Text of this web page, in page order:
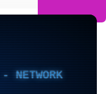
NETWORK